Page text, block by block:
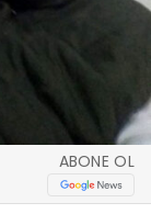
ABONE OL